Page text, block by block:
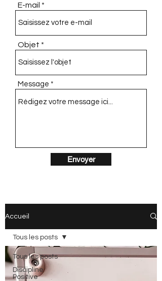
E-mail
Objet
Message
Envoyer
Accueil
Tous les posts
Discipline
Positive
Tous les posts